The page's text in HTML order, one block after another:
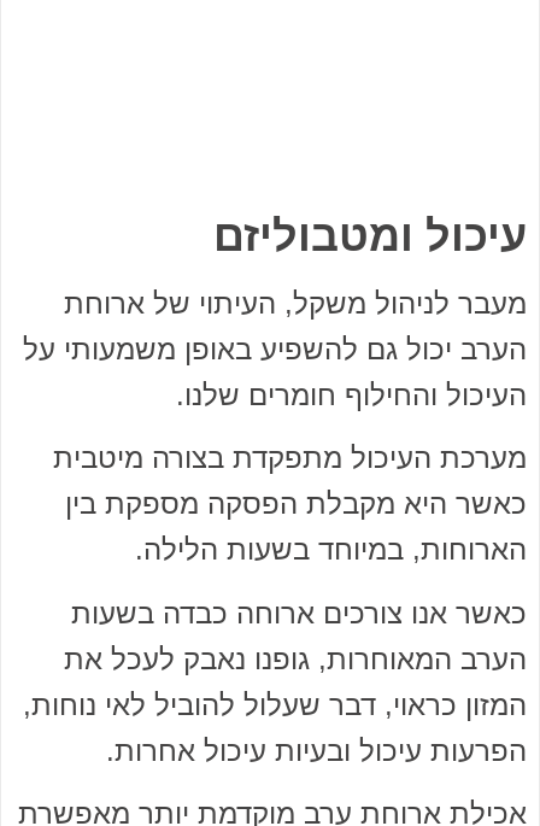
עיכול ומטבוליזם
מעבר לניהול משקל, העיתוי של ארוחת
הערב יכול גם להשפיע באופן משמעותי על
העיכול והחילוף חומרים שלנו.
מערכת העיכול מתפקדת בצורה מיטבית
כאשר היא מקבלת הפסקה מספקת בין
הארוחות, במיוחד בשעות הלילה.
כאשר אנו צורכים ארוחה כבדה בשעות
הערב המאוחרות, גופנו נאבק לעכל את
המזון כראוי, דבר שעלול להוביל לאי נוחות,
הפרעות עיכול ובעיות עיכול אחרות.
אכילת ארוחת ערב מוקדמת יותר מאפשרת